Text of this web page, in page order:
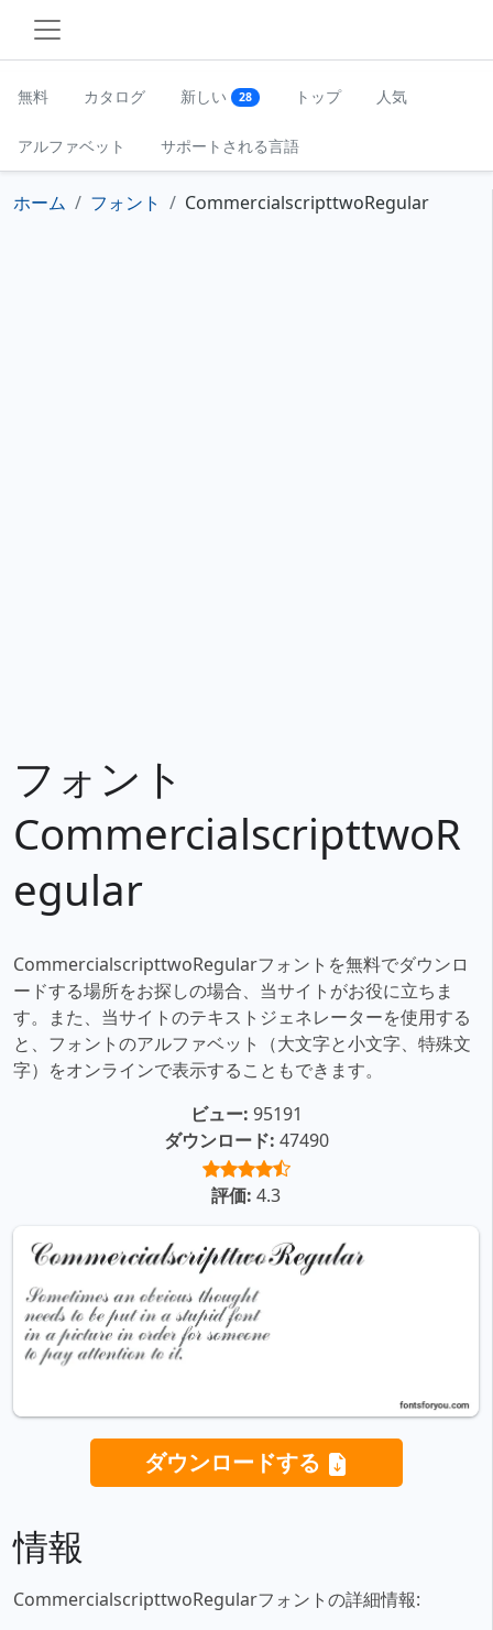
無料 カタログ 新しい 28 トップ 人気
アルファベット サポートされる言語
ホーム フォント CommercialscripttwoRegular
フォント
CommercialscripttwoR
egular
CommercialscripttwoRegularフォントを無料でダウンロ
ードする場所をお探しの場合、当サイトがお役に立ちま
す。また、当サイトのテキストジェネレーターを使用する
と、フォントのアルファベット（大文字と小文字、特殊文
字）をオンラインで表示することもできます。
ビュー: 95191
ダウンロード: 47490
評価: 4.3
ダウンロードする
情報
CommercialscripttwoRegularフォントの詳細情報: